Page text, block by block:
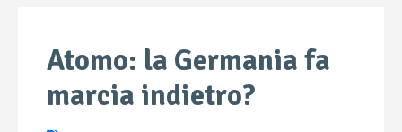
Atomo: la Germania fa
marcia indietro?